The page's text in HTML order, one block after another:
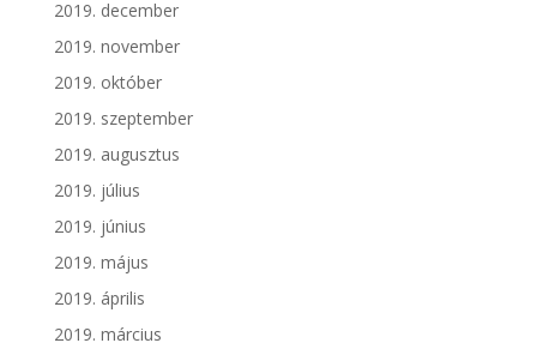
2019. december
2019. november
2019. október
2019. szeptember
2019. augusztus
2019. július
2019. június
2019. május
2019. április
2019. március